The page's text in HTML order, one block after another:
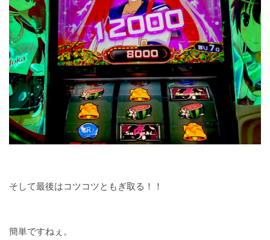
そして最後はコツコツともぎ取る！！
簡単ですねぇ。